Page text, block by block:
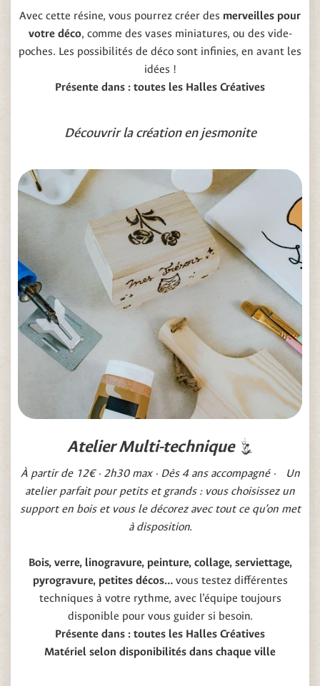
Avec cette résine, vous pourrez créer des merveilles pour
votre déco, comme des vases miniatures, ou des vide-
poches. Les possibilités de déco sont infinies, en avant les
idées !
Présente dans : toutes les Halles Créatives
Découvrir la création en jesmonite
Atelier Multi-technique
À partir de 12€ · 2h30 max · Dès 4 ans accompagné · Un
atelier parfait pour petits et grands : vous choisissez un
support en bois et vous le décorez avec tout ce qu’on met
à disposition.
Bois, verre, linogravure, peinture, collage, serviettage,
pyrogravure, petites décos… vous testez différentes
techniques à votre rythme, avec l’équipe toujours
disponible pour vous guider si besoin.
Présente dans : toutes les Halles Créatives
Matériel selon disponibilités dans chaque ville